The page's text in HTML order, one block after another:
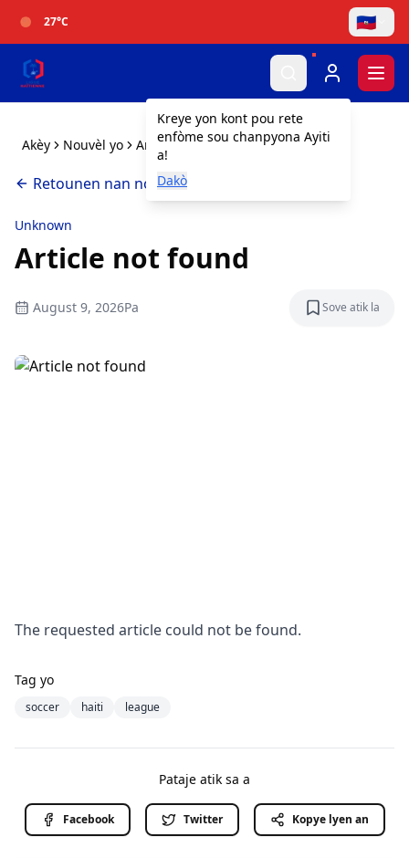
27°C 🇭🇹
Kreye yon kont pou rete
enfòme sou chanpyona Ayiti
a!
Dakò
Akèy Nouvèl yo Article not found
Retounen nan nouvèl yo
Unknown
Article not found
August 9, 2026Pa Sove atik la
Sove atik
The requested article could not be found.
Tag yo
soccer haiti league
Pataje atik sa a
Facebook Twitter Kopye lyen an